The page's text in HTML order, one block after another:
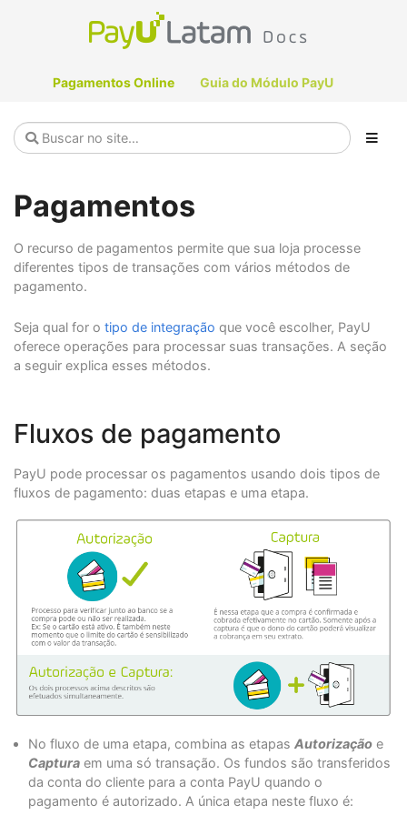
Pagamentos Online Guia do Módulo PayU
Pagamentos
O recurso de pagamentos permite que sua loja processe
diferentes tipos de transações com vários métodos de
pagamento.
Seja qual for o tipo de integração que você escolher, PayU
oferece operações para processar suas transações. A seção
a seguir explica esses métodos.
Fluxos de pagamento
PayU pode processar os pagamentos usando dois tipos de
fluxos de pagamento: duas etapas e uma etapa.
No fluxo de uma etapa, combina as etapas Autorização e
Captura em uma só transação. Os fundos são transferidos
da conta do cliente para a conta PayU quando o
pagamento é autorizado. A única etapa neste fluxo é: